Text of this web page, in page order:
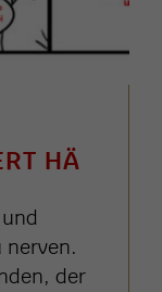
HÄ
nerven.
der